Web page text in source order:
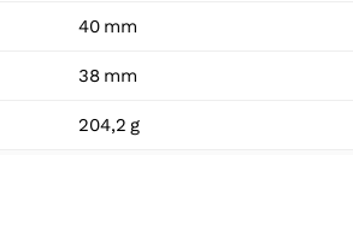
40 mm
38 mm
204,2 g